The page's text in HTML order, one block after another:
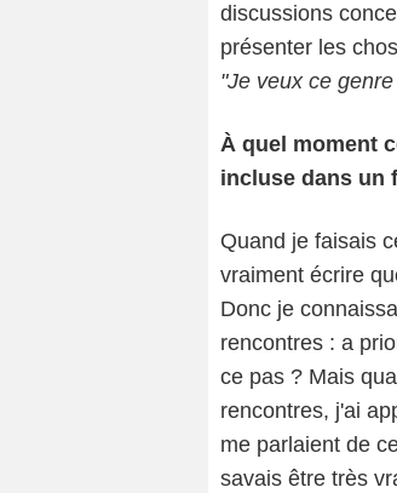
discussions
présenter les
"Je veux ce
À quel moment
incluse dans un
Quand je faisais
vraiment écrire
Donc je
rencontres : a
ce pas ? Mais
rencontres, j'ai
me parlaient de
savais être très